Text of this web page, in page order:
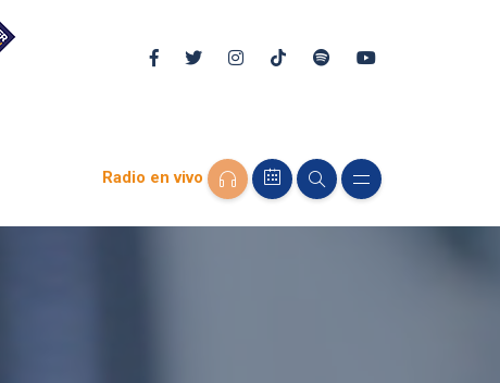
Radio en vivo